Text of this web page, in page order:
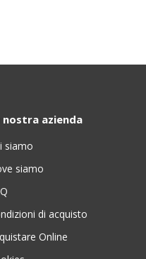
nostra azienda
siamo
siamo
di acquisto
Online